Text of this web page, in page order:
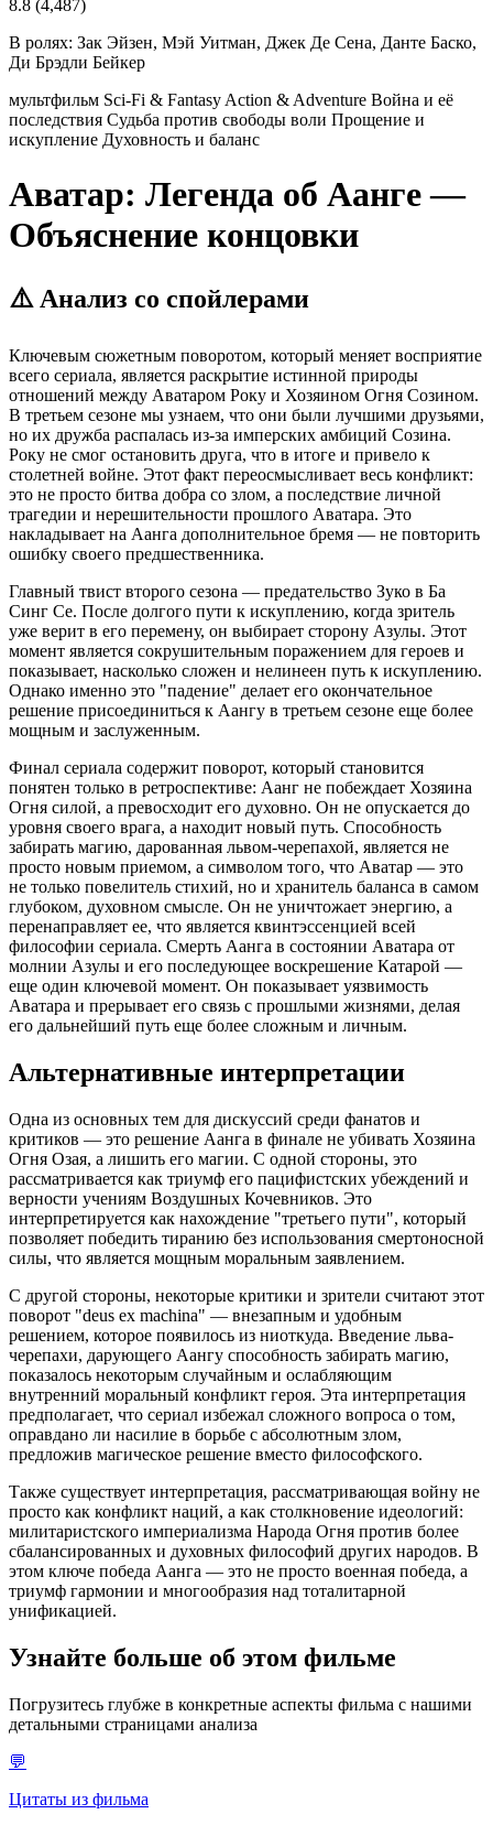
8.8 (4,487)
В ролях: Зак Эйзен, Мэй Уитман, Джек Де Сена, Данте Баско,
Ди Брэдли Бейкер
мультфильм Sci-Fi & Fantasy Action & Adventure Война и её
последствия Судьба против свободы воли Прощение и
искупление Духовность и баланс
Аватар: Легенда об Аанге —
Объяснение концовки
⚠️ Анализ со спойлерами
Ключевым сюжетным поворотом, который меняет восприятие
всего сериала, является раскрытие истинной природы
отношений между Аватаром Року и Хозяином Огня Созином.
В третьем сезоне мы узнаем, что они были лучшими друзьями,
но их дружба распалась из-за имперских амбиций Созина.
Року не смог остановить друга, что в итоге и привело к
столетней войне. Этот факт переосмысливает весь конфликт:
это не просто битва добра со злом, а последствие личной
трагедии и нерешительности прошлого Аватара. Это
накладывает на Аанга дополнительное бремя — не повторить
ошибку своего предшественника.
Главный твист второго сезона — предательство Зуко в Ба
Синг Се. После долгого пути к искуплению, когда зритель
уже верит в его перемену, он выбирает сторону Азулы. Этот
момент является сокрушительным поражением для героев и
показывает, насколько сложен и нелинеен путь к искуплению.
Однако именно это "падение" делает его окончательное
решение присоединиться к Аангу в третьем сезоне еще более
мощным и заслуженным.
Финал сериала содержит поворот, который становится
понятен только в ретроспективе: Аанг не побеждает Хозяина
Огня силой, а превосходит его духовно. Он не опускается до
уровня своего врага, а находит новый путь. Способность
забирать магию, дарованная львом-черепахой, является не
просто новым приемом, а символом того, что Аватар — это
не только повелитель стихий, но и хранитель баланса в самом
глубоком, духовном смысле. Он не уничтожает энергию, а
перенаправляет ее, что является квинтэссенцией всей
философии сериала. Смерть Аанга в состоянии Аватара от
молнии Азулы и его последующее воскрешение Катарой —
еще один ключевой момент. Он показывает уязвимость
Аватара и прерывает его связь с прошлыми жизнями, делая
его дальнейший путь еще более сложным и личным.
Альтернативные интерпретации
Одна из основных тем для дискуссий среди фанатов и
критиков — это решение Аанга в финале не убивать Хозяина
Огня Озая, а лишить его магии. С одной стороны, это
рассматривается как триумф его пацифистских убеждений и
верности учениям Воздушных Кочевников. Это
интерпретируется как нахождение "третьего пути", который
позволяет победить тиранию без использования смертоносной
силы, что является мощным моральным заявлением.
С другой стороны, некоторые критики и зрители считают этот
поворот "deus ex machina" — внезапным и удобным
решением, которое появилось из ниоткуда. Введение льва-
черепахи, дарующего Аангу способность забирать магию,
показалось некоторым случайным и ослабляющим
внутренний моральный конфликт героя. Эта интерпретация
предполагает, что сериал избежал сложного вопроса о том,
оправдано ли насилие в борьбе с абсолютным злом,
предложив магическое решение вместо философского.
Также существует интерпретация, рассматривающая войну не
просто как конфликт наций, а как столкновение идеологий:
милитаристского империализма Народа Огня против более
сбалансированных и духовных философий других народов. В
этом ключе победа Аанга — это не просто военная победа, а
триумф гармонии и многообразия над тоталитарной
унификацией.
Узнайте больше об этом фильме
Погрузитесь глубже в конкретные аспекты фильма с нашими
детальными страницами анализа
💬
Цитаты из фильма